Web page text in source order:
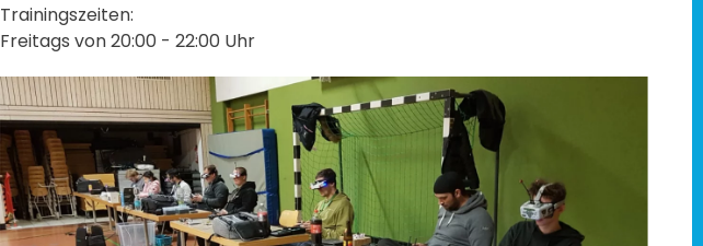
Trainingszeiten:
Freitags von 20:00 - 22:00 Uhr